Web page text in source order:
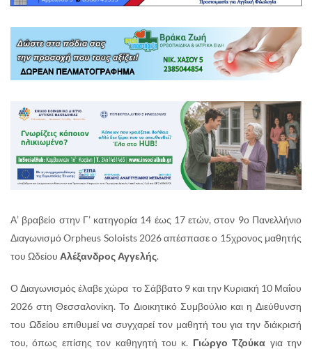
Α’ βραβείο στην Γ’ κατηγορία 14 έως 17 ετών, στον 9ο Πανελλήνιο
Διαγωνισμό Orpheus Soloists 2026 απέσπασε ο 15χρονος μαθητής
του Ωδείου Αλέξανδρος Αγγελής.
Ο Διαγωνισμός έλαβε χώρα το Σάββατο 9 και την Κυριακή 10 Μαΐου
2026 στη Θεσσαλονίκη. Το Διοικητικό Συμβούλιο και η Διεύθυνση
του Ωδείου επιθυμεί να συγχαρεί τον μαθητή του για την διάκρισή
του, όπως επίσης τον καθηγητή του κ. Γιώργο Τζούκα για την